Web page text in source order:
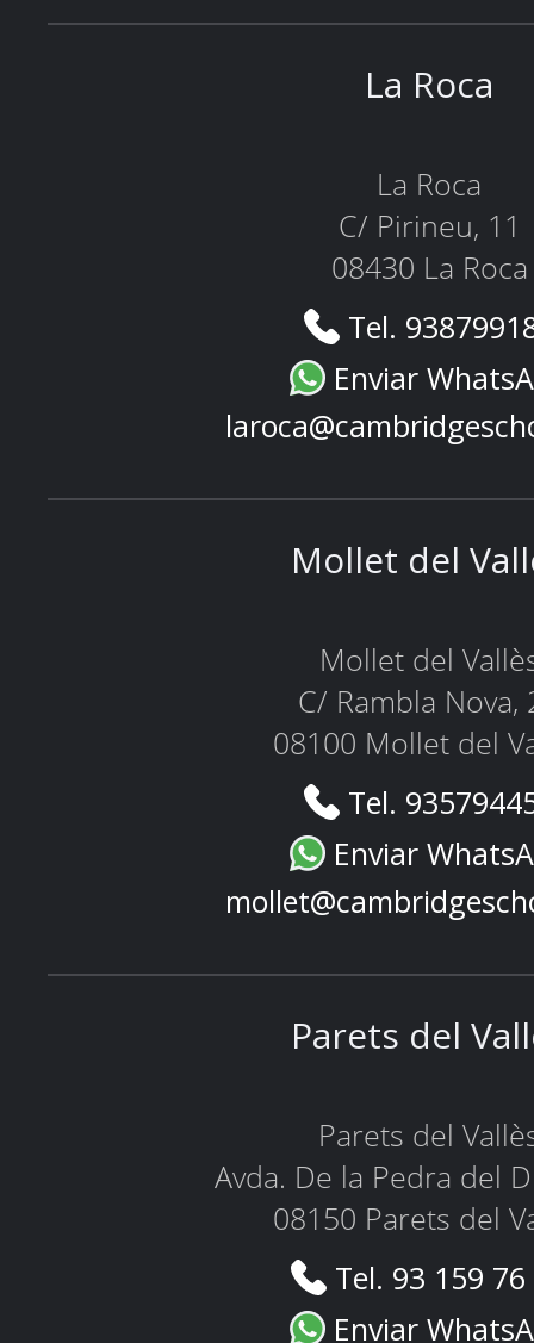
La Roca
La Roca
C/ Pirineu, 11
08430 La Roca
Tel.
Enviar
Mollet del
Mollet del
C/ Rambla Nova,
08100 Mollet del
Tel.
Enviar
Parets del
Parets del
Avda. De la Pedra del
08150 Parets del
Tel. 93 159
Enviar